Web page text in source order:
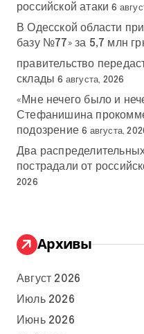
российской атаки 6
В Одесской области
базу №77» за 5,7 млн
правительство
склады 6 августа, 2026
«Мне нечего было и
Стефанишина
подозрение 6 августа,
Два
пострадали от
2026
Архивы
Август 2026
Июль 2026
Июнь 2026